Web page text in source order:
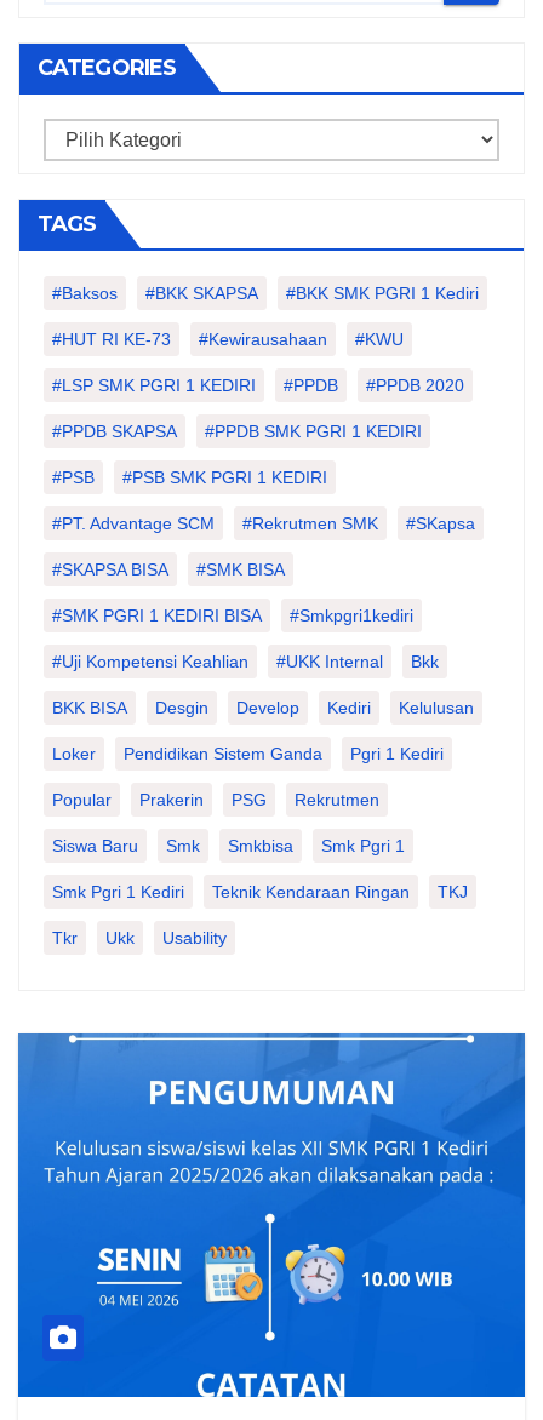
CATEGORIES
Categories
TAGS
#Baksos #BKK SKAPSA #BKK SMK PGRI 1 Kediri
#HUT RI KE-73 #kewirausahaan #KWU
#LSP SMK PGRI 1 KEDIRI #PPDB #PPDB 2020
#PPDB SKAPSA #PPDB SMK PGRI 1 KEDIRI
#PSB #PSB SMK PGRI 1 KEDIRI
#PT. Advantage SCM #Rekrutmen SMK #SKapsa
#SKAPSA BISA #SMK BISA
#SMK PGRI 1 KEDIRI BISA #smkpgri1kediri
#Uji Kompetensi Keahlian #UKK Internal Bkk
BKK BISA Desgin Develop Kediri Kelulusan
Loker Pendidikan Sistem Ganda Pgri 1 Kediri
Popular Prakerin PSG Rekrutmen
Siswa Baru Smk Smkbisa Smk Pgri 1
Smk Pgri 1 Kediri Teknik Kendaraan Ringan TKJ
Tkr Ukk Usability